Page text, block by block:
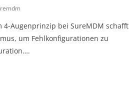
Augenprinzip bei SureMDM schafft
um Fehlkonfigurationen zu